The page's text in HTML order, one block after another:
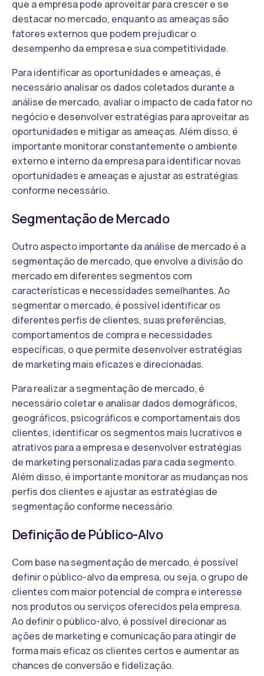
que a empresa pode aproveitar para crescer e se
destacar no mercado, enquanto as ameaças são
fatores externos que podem prejudicar o
desempenho da empresa e sua competitividade.
Para identificar as oportunidades e ameaças, é
necessário analisar os dados coletados durante a
análise de mercado, avaliar o impacto de cada fator no
negócio e desenvolver estratégias para aproveitar as
oportunidades e mitigar as ameaças. Além disso, é
importante monitorar constantemente o ambiente
externo e interno da empresa para identificar novas
oportunidades e ameaças e ajustar as estratégias
conforme necessário.
Segmentação de Mercado
Outro aspecto importante da análise de mercado é a
segmentação de mercado, que envolve a divisão do
mercado em diferentes segmentos com
características e necessidades semelhantes. Ao
segmentar o mercado, é possível identificar os
diferentes perfis de clientes, suas preferências,
comportamentos de compra e necessidades
específicas, o que permite desenvolver estratégias
de marketing mais eficazes e direcionadas.
Para realizar a segmentação de mercado, é
necessário coletar e analisar dados demográficos,
geográficos, psicográficos e comportamentais dos
clientes, identificar os segmentos mais lucrativos e
atrativos para a empresa e desenvolver estratégias
de marketing personalizadas para cada segmento.
Além disso, é importante monitorar as mudanças nos
perfis dos clientes e ajustar as estratégias de
segmentação conforme necessário.
Definição de Público-Alvo
Com base na segmentação de mercado, é possível
definir o público-alvo da empresa, ou seja, o grupo de
clientes com maior potencial de compra e interesse
nos produtos ou serviços oferecidos pela empresa.
Ao definir o público-alvo, é possível direcionar as
ações de marketing e comunicação para atingir de
forma mais eficaz os clientes certos e aumentar as
chances de conversão e fidelização.